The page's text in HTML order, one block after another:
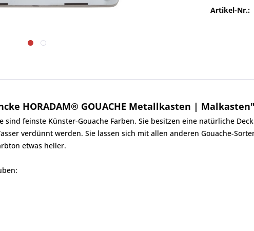
Artikel-Nr.:
HORADAM® GOUACHE Metallkasten |
sind feinste Künster-Gouache Farben. Sie besitzen eine natürliche
verdünnt werden. Sie lassen sich mit allen anderen Gouache-
etwas heller.